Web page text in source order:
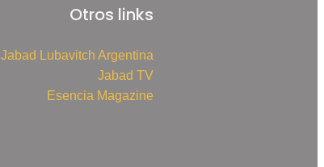
Otros links
Jabad Lubavitch Argentina
Jabad TV
Esencia Magazine